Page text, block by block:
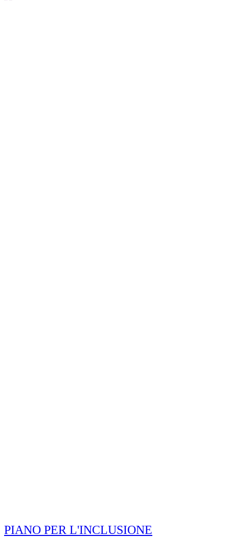
PIANO PER L'INCLUSIONE